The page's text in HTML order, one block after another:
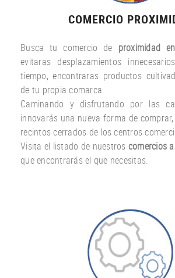
COMERCIO
Busca tu comercio de proximidad
evitaras desplazamientos
tiempo, encontraras productos
de tu propia comarca.
Caminando y disfrutando por las
innovarás una nueva forma de
recintos cerrados de los centros
Visita el listado de nuestros comercios
que encontrarás el que necesitas.